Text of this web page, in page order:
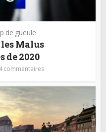
de gueule
Malus
de 2020
4 commentaires